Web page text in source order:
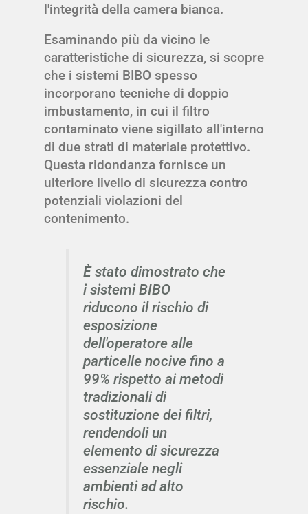
l'integrità della camera bianca.
Esaminando più da vicino le
caratteristiche di sicurezza, si scopre
che i sistemi BIBO spesso
incorporano tecniche di doppio
imbustamento, in cui il filtro
contaminato viene sigillato all'interno
di due strati di materiale protettivo.
Questa ridondanza fornisce un
ulteriore livello di sicurezza contro
potenziali violazioni del
contenimento.
È stato dimostrato che
i sistemi BIBO
riducono il rischio di
esposizione
dell'operatore alle
particelle nocive fino a
99% rispetto ai metodi
tradizionali di
sostituzione dei filtri,
rendendoli un
elemento di sicurezza
essenziale negli
ambienti ad alto
rischio.